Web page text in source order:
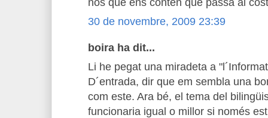
nos que ens conten què passa al
30 de novembre, 2009 23:39
boira ha dit...
Li he pegat una miradeta a
D´entrada, dir que em sembla una
com este. Ara bé, el tema del
funcionaria igual o millor si només